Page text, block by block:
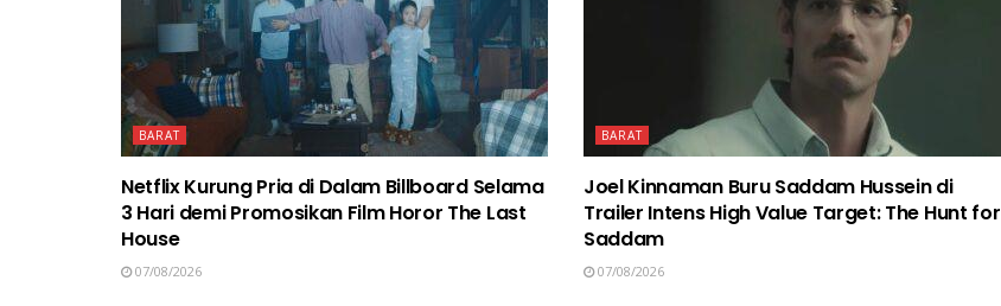
BARAT
Netflix Kurung Pria di Dalam Billboard Selama
3 Hari demi Promosikan Film Horor The Last
House
07/08/2026
BARAT
Joel Kinnaman Buru Saddam Hussein di
Trailer Intens High Value Target: The Hunt for
Saddam
07/08/2026